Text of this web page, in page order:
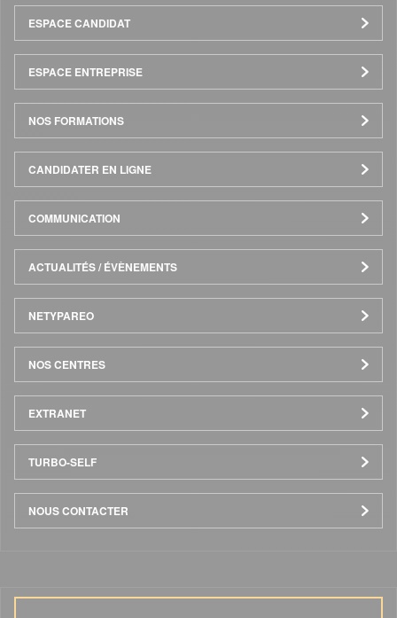
Menu
Pied
de
page
ESPACE CANDIDAT
ESPACE ENTREPRISE
NOS FORMATIONS
CANDIDATER EN LIGNE
COMMUNICATION
ACTUALITÉS / ÉVÈNEMENTS
NETYPAREO
NOS CENTRES
EXTRANET
TURBO-SELF
NOUS CONTACTER